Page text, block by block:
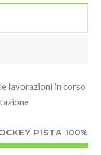
lavorazioni in corso
PISTA 100%